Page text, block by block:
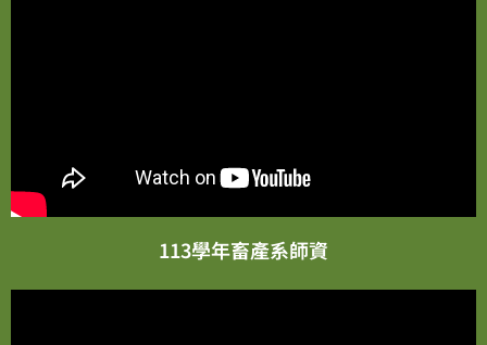
113學年畜產系師資